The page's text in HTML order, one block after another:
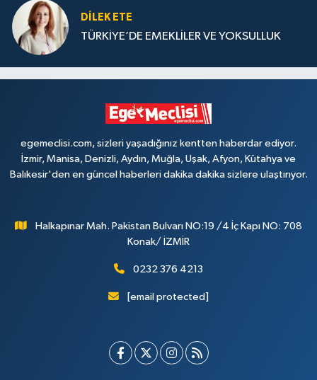
DILEK ETE
TÜRKİYE’DE EMEKLİLER VE YOKSULLUK
egemeclisi.com, sizleri yaşadığınız kentten haberdar ediyor.
İzmir, Manisa, Denizli, Aydın, Muğla, Uşak, Afyon, Kütahya ve
Balıkesir'den en güncel haberleri dakika dakika sizlere ulaştırıyor.
Halkapınar Mah. Pakistan Bulvarı NO:19 /4 İç Kapı NO: 708
Konak/ İZMİR
0232 376 4213
[email protected]